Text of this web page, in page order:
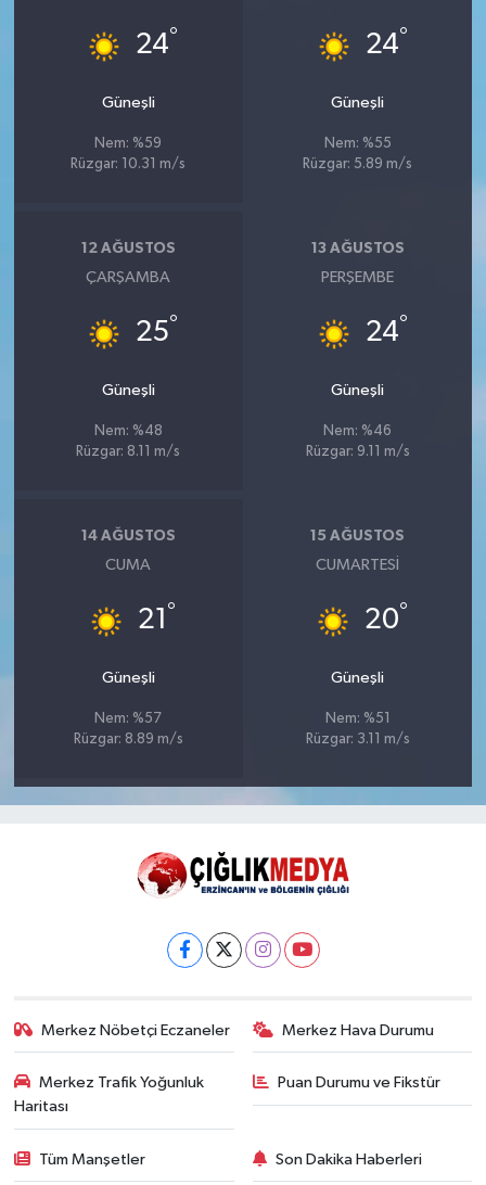
24°
Güneşli
Nem: %59
Rüzgar: 10.31 m/s
24°
Güneşli
Nem: %55
Rüzgar: 5.89 m/s
12 AĞUSTOS
ÇARŞAMBA
25°
Güneşli
Nem: %48
Rüzgar: 8.11 m/s
13 AĞUSTOS
PERŞEMBE
24°
Güneşli
Nem: %46
Rüzgar: 9.11 m/s
14 AĞUSTOS
CUMA
21 °
Güneşli
Nem: %57
Rüzgar: 8.89 m/s
15 AĞUSTOS
CUMARTESI
20°
Güneşli
Nem: %51
Rüzgar: 3.11 m/s
Merkez Nöbetçi Eczaneler Merkez Hava Durumu
Merkez Trafik Yoğunluk
Haritası
Puan Durumu ve Fikstür
Tüm Manşetler Son Dakika Haberleri